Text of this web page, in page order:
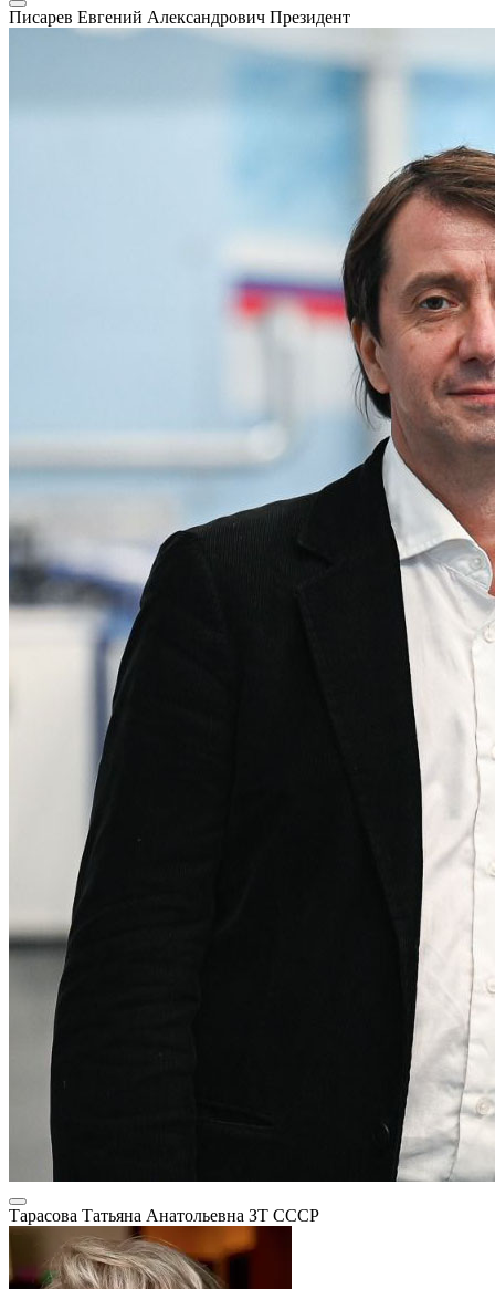
Писарев Евгений Александрович Президент
Тарасова Татьяна Анатольевна ЗТ СССР